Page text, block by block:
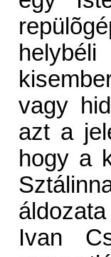
vagy
azt a
hogy a
Ivan